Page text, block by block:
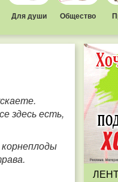
Для души Общество
здесь есть,